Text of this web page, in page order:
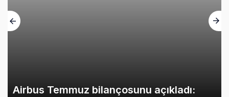
Airbus Temmuz bilançosunu açıkladı: